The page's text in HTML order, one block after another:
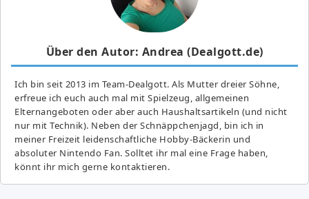
Über den Autor: Andrea (Dealgott.de)
Ich bin seit 2013 im Team-Dealgott. Als Mutter dreier Söhne,
erfreue ich euch auch mal mit Spielzeug, allgemeinen
Elternangeboten oder aber auch Haushaltsartikeln (und nicht
nur mit Technik). Neben der Schnäppchenjagd, bin ich in
meiner Freizeit leidenschaftliche Hobby-Bäckerin und
absoluter Nintendo Fan. Solltet ihr mal eine Frage haben,
könnt ihr mich gerne kontaktieren.